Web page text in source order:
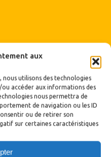
aux
utilisons des technologies
accéder aux informations des
nous permettra de
de navigation ou les ID
ou de retirer son
sur certaines caractéristiques